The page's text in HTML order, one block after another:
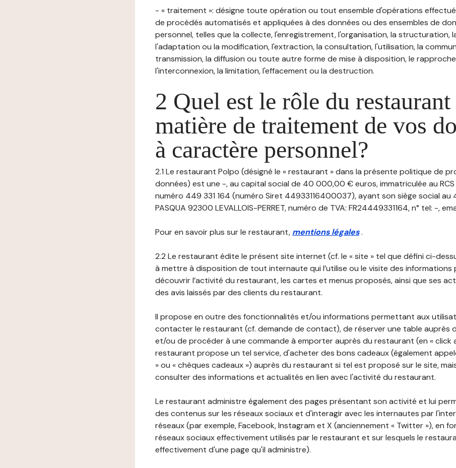
- « traitement »: désigne toute opération ou tout ensemble d'opérations
de procédés automatisés et appliquées à des données ou des ensembles de
personnel, telles que la collecte, l'enregistrement, l'organisation, la structuration,
l'adaptation ou la modification, l'extraction, la consultation, l'utilisation, la
transmission, la diffusion ou toute autre forme de mise à disposition, le
l'interconnexion, la limitation, l'effacement ou la destruction.
2 Quel est le rôle du restaurant
matière de traitement de vos
à caractère personnel?
2.1 Le restaurant Polpo (désigné le « restaurant » dans la présente politique de
données) est une -, au capital social de 40 000,00 € euros, immatriculée au
numéro 449 331 164 (numéro Siret 44933116400037), ayant son siège social au
PASQUA 92300 LEVALLOIS-PERRET, numéro de TVA: FR24449331164, n° tel: -,
Pour en savoir plus sur le restaurant, mentions légales.
2.2 Le restaurant édite le présent site internet (cf. le « site » tel que défini ci-
à mettre à disposition de tout internaute qui l’utilise ou le visite des
découvrir l’activité du restaurant, les cartes et menus proposés, ainsi que ses
des avis laissés par des clients du restaurant.
Il propose en outre des fonctionnalités et/ou informations permettant aux
contacter le restaurant (cf. demande de contact), de réserver une table auprès
et/ou de procéder à une commande à emporter auprès du restaurant (en « click
restaurant propose un tel service, d'acheter des bons cadeaux (également
» ou « chèques cadeaux ») auprès du restaurant si tel est proposé sur le site,
consulter des informations et actualités en lien avec l'activité du restaurant.
Le restaurant administre également des pages présentant son activité et lui
des contenus sur les réseaux sociaux et d'interagir avec les internautes par
réseaux (par exemple, Facebook, Instagram et X (anciennement « Twitter »), en
réseaux sociaux effectivement utilisés par le restaurant et sur lesquels le
effectivement d'une page qu'il administre).